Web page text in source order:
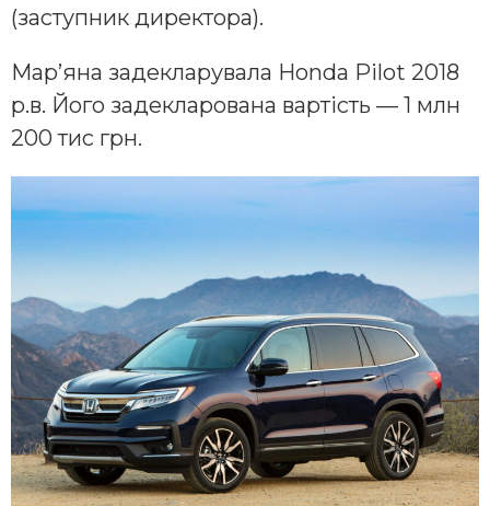
(заступник директора).
Мар’яна задекларувала Honda Pilot 2018
р.в. Його задекларована вартість — 1 млн
200 тис грн.